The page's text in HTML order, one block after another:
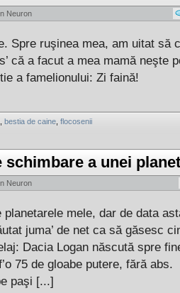
Neuron
Spre ruşinea mea, am uitat să
că a facut a mea mamă neşte
a famelionului: Zi faină!
bestia de caine flocosenii
schimbare a unei
Neuron
mele, dar de data
juma’ de net ca să găsesc
Dacia Logan născută spre
75 de gloabe putere, fără
paşi [...]